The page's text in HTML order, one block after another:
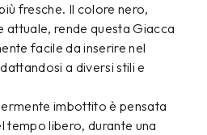
fresche. Il colore nero,
attuale, rende questa Giacca
facile da inserire nel
a diversi stili e
imbottito è pensata
tempo libero, durante una